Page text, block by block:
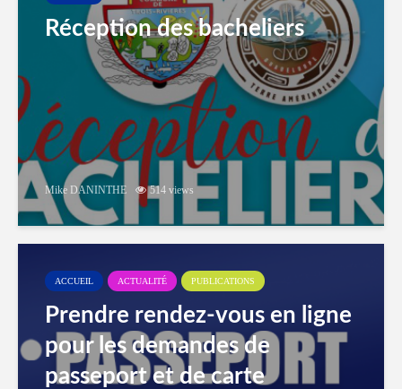
Réception des bacheliers
Mike DANINTHE 514 views
ACCUEIL ACTUALITÉ PUBLICATIONS
Prendre rendez-vous en ligne
pour les demandes de
passeport et de carte